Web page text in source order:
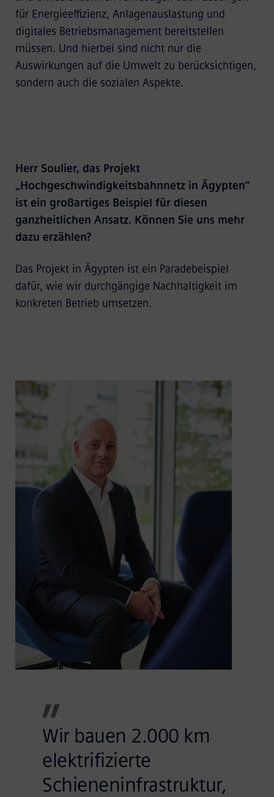
für Energieeffizienz, Anlagenauslastung und
digitales Betriebsmanagement bereitstellen
müssen. Und hierbei sind nicht nur die
Auswirkungen auf die Umwelt zu berücksichtigen,
sondern auch die sozialen Aspekte.
Herr Soulier, das Projekt
„Hochgeschwindigkeitsbahnnetz in Ägypten“
ist ein großartiges Beispiel für diesen
ganzheitlichen Ansatz. Können Sie uns mehr
dazu erzählen?
Das Projekt in Ägypten ist ein Paradebeispiel
dafür, wie wir durchgängige Nachhaltigkeit im
konkreten Betrieb umsetzen.
Wir bauen 2.000 km
elektrifizierte
Schieneninfrastruktur,